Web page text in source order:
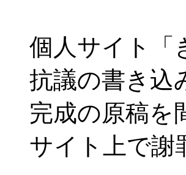
個人サイト「
抗議の書き込
完成の原稿を
サイト上で謝